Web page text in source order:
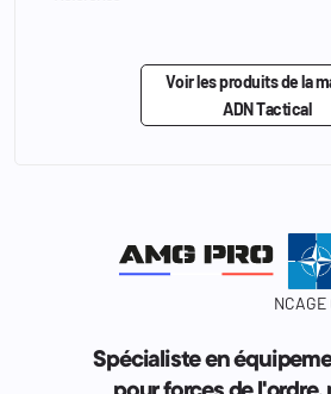
Voir les produits de la
ADN Tactical
Spécialiste en